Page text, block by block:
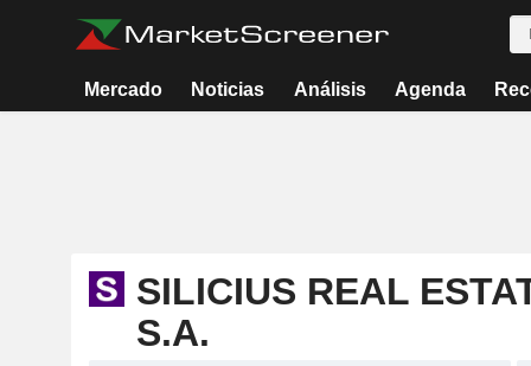
Mercado Noticias Análisis Agenda
SILICIUS REAL
S.A.